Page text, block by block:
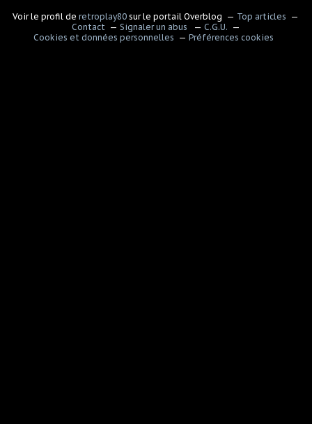
Voir le profil deretroplay80 sur le portail Overblog
Top articles
Contact
Signaler un abus
C.G.U.
Cookies et données personnelles
Préférences cookies